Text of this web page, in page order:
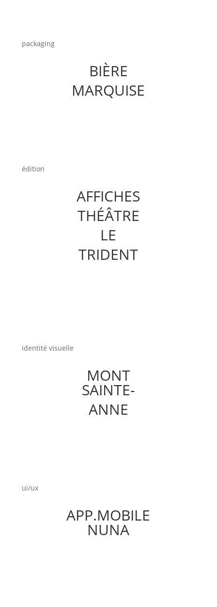
packaging
BIÈRE
MARQUISE
édition
AFFICHES
THÉÂTRE
LE
TRIDENT
identité visuelle
MONT
SAINTE-
ANNE
ui/ux
APP.MOBILE
NUNA